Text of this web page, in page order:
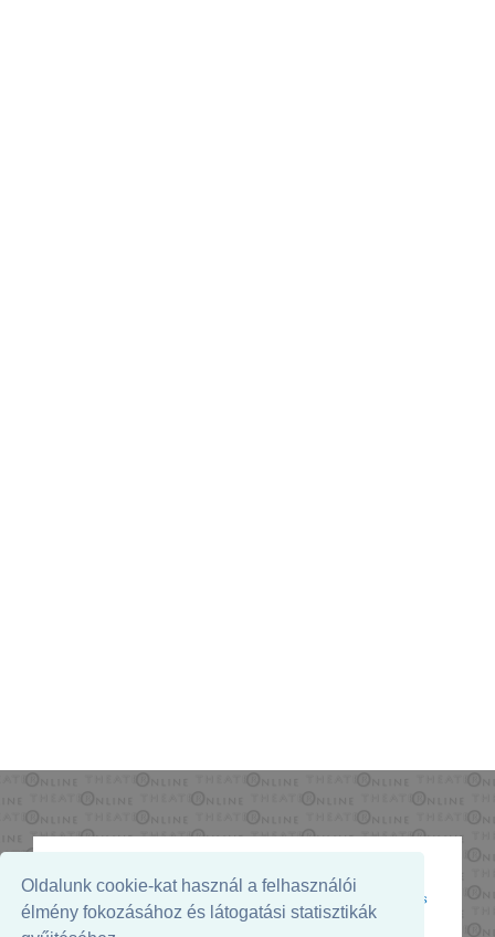
Oldalunk cookie-kat használ a felhasználói
élmény fokozásához és látogatási statisztikák
Az oldal megjelenését támogatja: